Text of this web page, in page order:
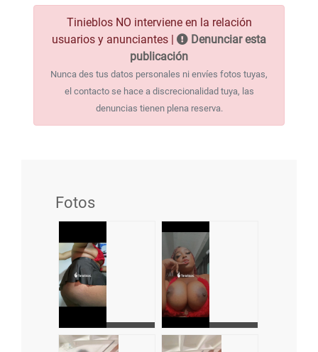
Tinieblos NO interviene en la relación
usuarios y anunciantes |
Denunciar esta
publicación
Nunca des tus datos personales ni envíes fotos tuyas,
el contacto se hace a discrecionalidad tuya, las
denuncias tienen plena reserva.
Fotos